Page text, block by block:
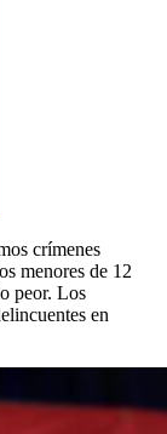
crímenes
menores de 12
peor. Los
en